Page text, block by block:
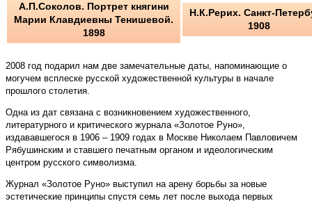
А.П.Соколов. Портрет княгини
Марии Клавдиевны Тенишевой.
1898
Н.К.Рерих. Санкт-
1908
2008 год подарил нам две замечательные даты, напоминающие о
могучем всплеске русской художественной культуры в начале
прошлого столетия.
Одна из дат связана с возникновением художественного,
литературного и критического журнала «Золотое Руно»,
издававшегося в 1906 – 1909 годах в Москве Николаем Павловичем
Рябушинским и ставшего печатным органом и идеологическим
центром русского символизма.
Журнал «Золотое Руно» выступил на арену борьбы за новые
эстетические принципы спустя семь лет после выхода первых